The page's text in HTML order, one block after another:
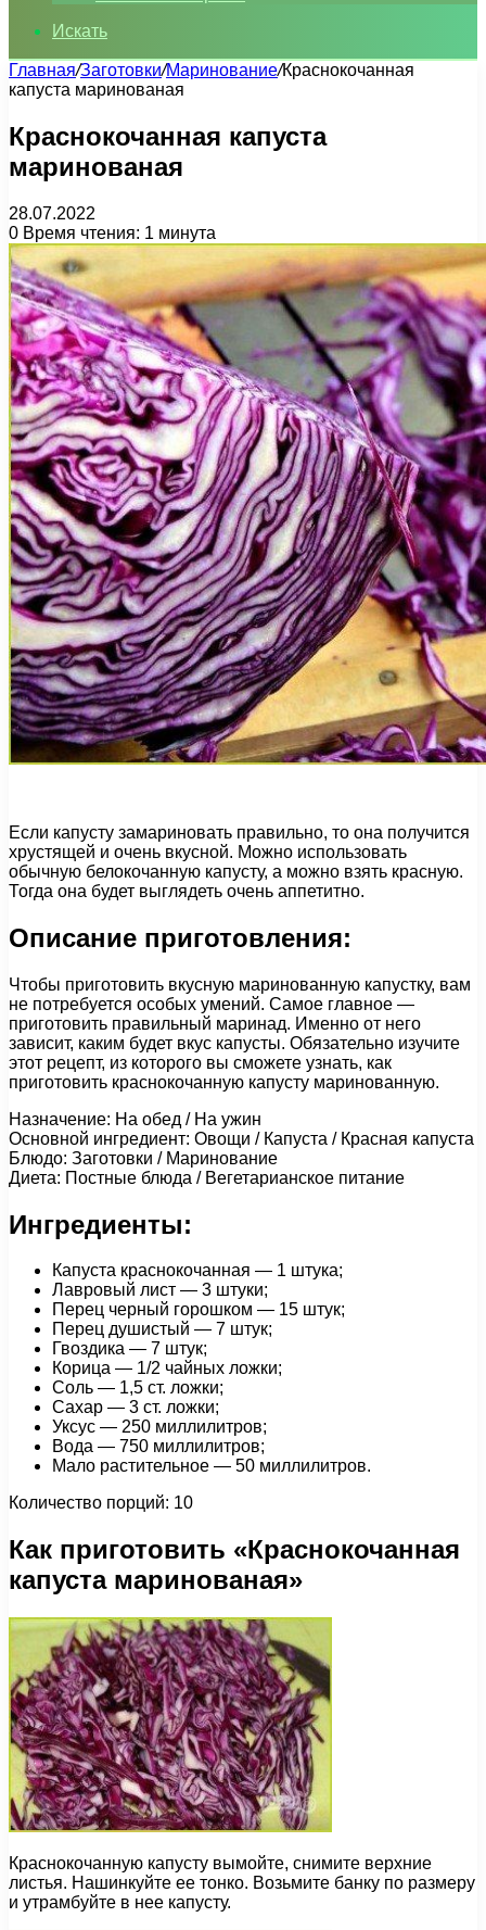
Искать
Главная/Заготовки/Маринование/Краснокочанная
капуста маринованая
Краснокочанная капуста
маринованая
28.07.2022
0 Время чтения: 1 минута
Если капусту замариновать правильно, то она получится
хрустящей и очень вкусной. Можно использовать
обычную белокочанную капусту, а можно взять красную.
Тогда она будет выглядеть очень аппетитно.
Описание приготовления:
Чтобы приготовить вкусную маринованную капустку, вам
не потребуется особых умений. Самое главное —
приготовить правильный маринад. Именно от него
зависит, каким будет вкус капусты. Обязательно изучите
этот рецепт, из которого вы сможете узнать, как
приготовить краснокочанную капусту маринованную.
Назначение: На обед / На ужин
Основной ингредиент: Овощи / Капуста / Красная капуста
Блюдо: Заготовки / Маринование
Диета: Постные блюда / Вегетарианское питание
Ингредиенты:
Капуста краснокочанная — 1 штука;
Лавровый лист — 3 штуки;
Перец черный горошком — 15 штук;
Перец душистый — 7 штук;
Гвоздика — 7 штук;
Корица — 1/2 чайных ложки;
Соль — 1,5 ст. ложки;
Сахар — 3 ст. ложки;
Уксус — 250 миллилитров;
Вода — 750 миллилитров;
Мало растительное — 50 миллилитров.
Количество порций: 10
Как приготовить «Краснокочанная
капуста маринованая»
Краснокочанную капусту вымойте, снимите верхние
листья. Нашинкуйте ее тонко. Возьмите банку по размеру
и утрамбуйте в нее капусту.